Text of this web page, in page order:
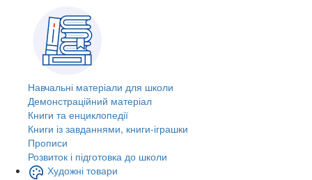
Навчальні матеріали для школи
Демонстраційний матеріал
Книги та енциклопедії
Книги із завданнями, книги-іграшки
Прописи
Розвиток і підготовка до школи
Художні товари